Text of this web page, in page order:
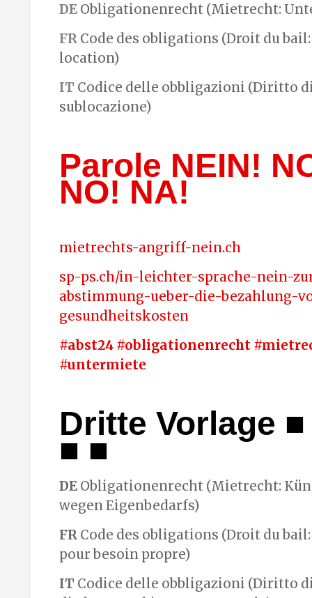
DE Obligationenrecht (Mietrecht:
FR Code des obligations (Droit du
location)
IT Codice delle obbligazioni (Diritto
sublocazione)
Parole NEIN!
NO! NA!
mietrechts-angriff-nein.ch
sp-ps.ch/in-leichter-sprache-nein-
abstimmung-ueber-die-bezahlung-
gesundheitskosten
#abst24 #obligationenrecht
#untermiete
Dritte Vorlage
■ ■
DE Obligationenrecht (Mietrecht:
wegen Eigenbedarfs)
FR Code des obligations (Droit du
pour besoin propre)
IT Codice delle obbligazioni (Diritto